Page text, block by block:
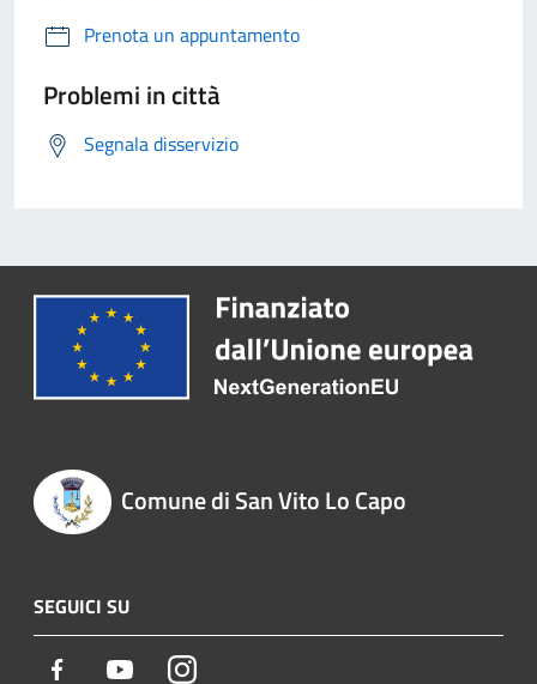
Prenota un appuntamento
Problemi in città
Segnala disservizio
Comune di San Vito Lo Capo
SEGUICI SU
Facebook YoutubeInstagram